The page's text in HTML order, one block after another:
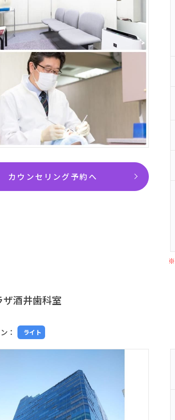
カウンセリング予約へ
※
ザ酒井歯科室
： ライト